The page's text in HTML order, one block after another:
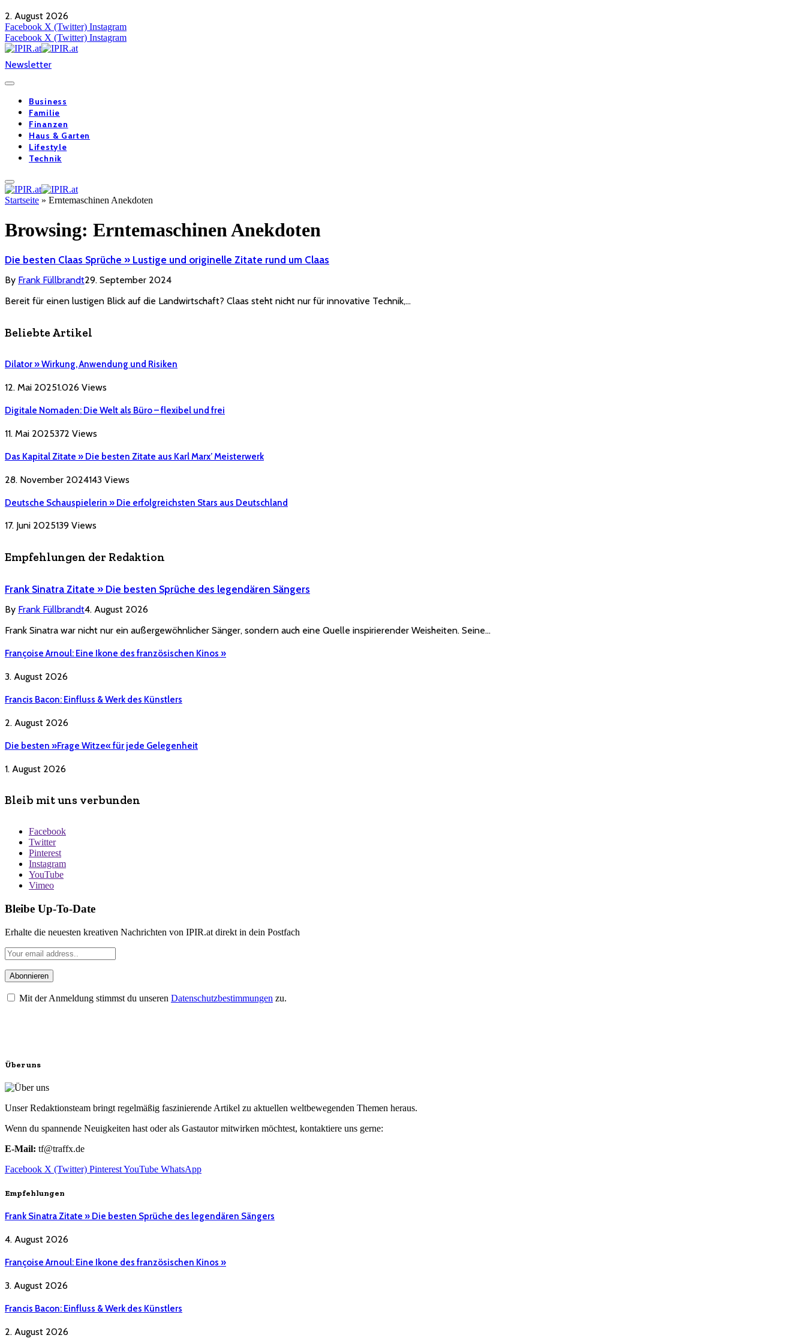
2. August 2026
Facebook X (Twitter) Instagram
Facebook X (Twitter) Instagram
Newsletter
Business
Familie
Finanzen
Haus & Garten
Lifestyle
Technik
Startseite » Erntemaschinen Anekdoten
Browsing: Erntemaschinen Anekdoten
Die besten Claas Sprüche » Lustige und originelle Zitate rund um Claas
By Frank Füllbrandt29. September 2024
Bereit für einen lustigen Blick auf die Landwirtschaft? Claas steht nicht nur für innovative Technik,…
Beliebte Artikel
Dilator » Wirkung, Anwendung und Risiken
12. Mai 20251.026 Views
Digitale Nomaden: Die Welt als Büro – flexibel und frei
11. Mai 2025372 Views
Das Kapital Zitate » Die besten Zitate aus Karl Marx’ Meisterwerk
28. November 2024143 Views
Deutsche Schauspielerin » Die erfolgreichsten Stars aus Deutschland
17. Juni 2025139 Views
Empfehlungen der Redaktion
Frank Sinatra Zitate » Die besten Sprüche des legendären Sängers
By Frank Füllbrandt4. August 2026
Frank Sinatra war nicht nur ein außergewöhnlicher Sänger, sondern auch eine Quelle inspirierender Weisheiten. Seine…
Françoise Arnoul: Eine Ikone des französischen Kinos »
3. August 2026
Francis Bacon: Einfluss & Werk des Künstlers
2. August 2026
Die besten »Frage Witze« für jede Gelegenheit
1. August 2026
Bleib mit uns verbunden
Facebook
Twitter
Pinterest
Instagram
YouTube
Vimeo
Bleibe Up-To-Date
Erhalte die neuesten kreativen Nachrichten von IPIR.at direkt in dein Postfach
Mit der Anmeldung stimmst du unseren Datenschutzbestimmungen zu.
Über uns
Unser Redaktionsteam bringt regelmäßig faszinierende Artikel zu aktuellen weltbewegenden Themen heraus.
Wenn du spannende Neuigkeiten hast oder als Gastautor mitwirken möchtest, kontaktiere uns gerne:
E-Mail: tf@traffx.de
Facebook X (Twitter) PinterestYouTube WhatsApp
Empfehlungen
Frank Sinatra Zitate » Die besten Sprüche des legendären Sängers
4. August 2026
Françoise Arnoul: Eine Ikone des französischen Kinos »
3. August 2026
Francis Bacon: Einfluss & Werk des Künstlers
2. August 2026